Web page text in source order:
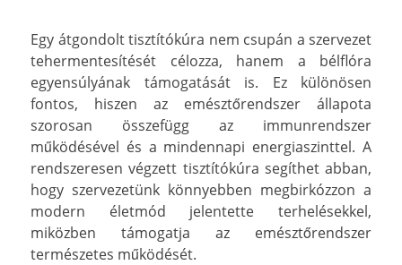
Egy átgondolt tisztítókúra nem csupán a szervezet
tehermentesítését célozza, hanem a bélflóra
egyensúlyának támogatását is. Ez különösen
fontos, hiszen az emésztőrendszer állapota
szorosan összefügg az immunrendszer
működésével és a mindennapi energiaszinttel. A
rendszeresen végzett tisztítókúra segíthet abban,
hogy szervezetünk könnyebben megbirkózzon a
modern életmód jelentette terhelésekkel,
miközben támogatja az emésztőrendszer
természetes működését.